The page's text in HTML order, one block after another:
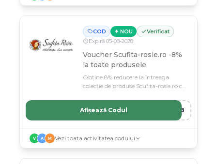
COD ✦ NOU
Verificat
Expiră 05-08-2028
Voucher Scufita-rosie.ro -8%
la toate produsele
Obține 8% reducere la întreaga
colecție de produse Scufita-rosie.ro cu
TA8
Afișează Codul
V A M Vezi toata activitatea codului